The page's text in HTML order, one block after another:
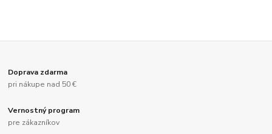
Doprava zdarma
pri nákupe nad 50 €
Vernostný program
pre zákazníkov